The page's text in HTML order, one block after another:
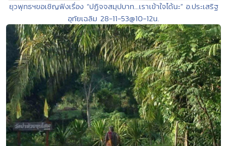
ยุวพุทธฯขอเชิญฟังเรื่อง “ปฏิจจสมุปบาท...เราเข้าใจได้นะ” อ.ประเสริฐ
อุทัยเฉลิม 28-11-53@10-12น.